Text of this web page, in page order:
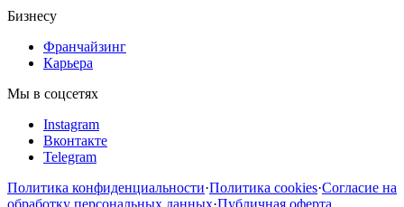
Бизнесу
Франчайзинг
Карьера
Мы в соцсетях
Instagram
Вконтакте
Telegram
Политика конфиденциальности·Политика cookies·Согласие на
обработку персональных данных·Публичная оферта